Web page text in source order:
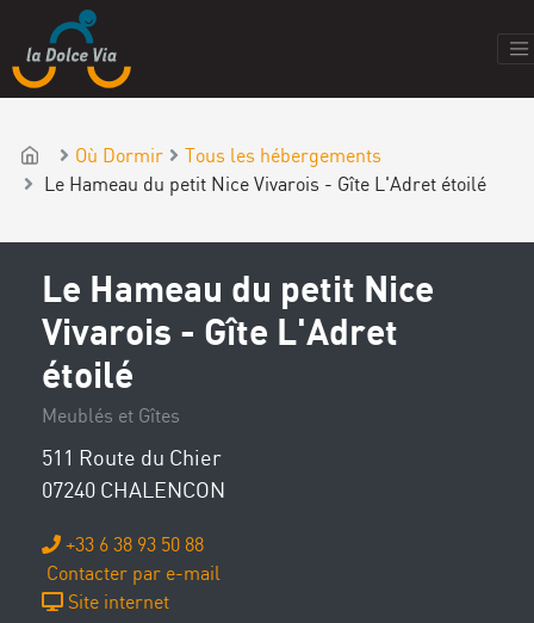
Où Dormir
Tous les hébergements
Le Hameau du petit Nice Vivarois - Gîte L'Adret étoilé
Le Hameau du petit Nice
Vivarois - Gîte L'Adret
étoilé
Meublés et Gîtes
511 Route du Chier
07240 CHALENCON
+33 6 38 93 50 88
Contacter par e-mail
Site internet